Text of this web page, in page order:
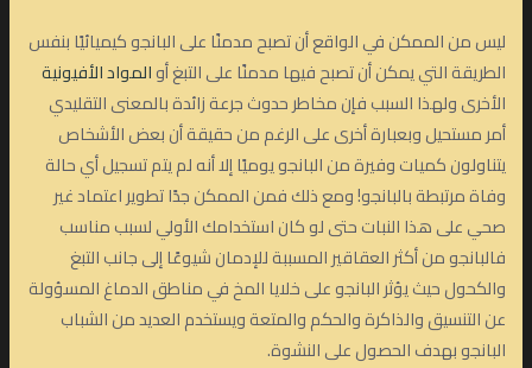
ليس من الممكن في الواقع أن تصبح مدمنًا على البانجو كيميائيًا بنفس
الطريقة التي يمكن أن تصبح فيها مدمنًا على التبغ أوالمواد الأفيونية
الأخرى ولهذا السبب فإن مخاطر حدوث جرعة زائدة بالمعنى التقليدي
أمر مستحيل وبعبارة أخرى على الرغم من حقيقة أن بعض الأشخاص
يتناولون كميات وفيرة من البانجو يوميًا إلا أنه لم يتم تسجيل أي حالة
وفاة مرتبطة بالبانجو! ومع ذلك فمن الممكن جدًا تطوير اعتماد غير
صحي على هذا النبات حتى لو كان استخدامك الأولي لسبب مناسب
فالبانجو من أكثر العقاقير المسببة للإدمان شيوعًا إلى جانب التبغ
والكحول حيث يؤثر البانجو على خلايا المخ في مناطق الدماغ المسؤولة
عن التنسيق والذاكرة والحكم والمتعة ويستخدم العديد من الشباب
البانجو بهدف الحصول على النشوة.